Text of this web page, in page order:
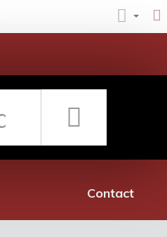
Rețea librării
Contact